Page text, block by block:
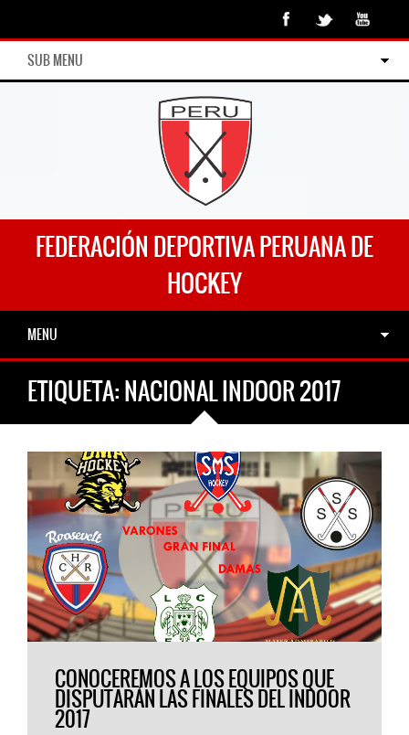
SUB MENU
FEDERACIÓN DEPORTIVA PERUANA DE
HOCKEY
MENU
ETIQUETA:NACIONAL INDOOR 2017
CONOCEREMOS A LOS EQUIPOS QUE
DISPUTARÁN LAS FINALES DEL INDOOR
2017